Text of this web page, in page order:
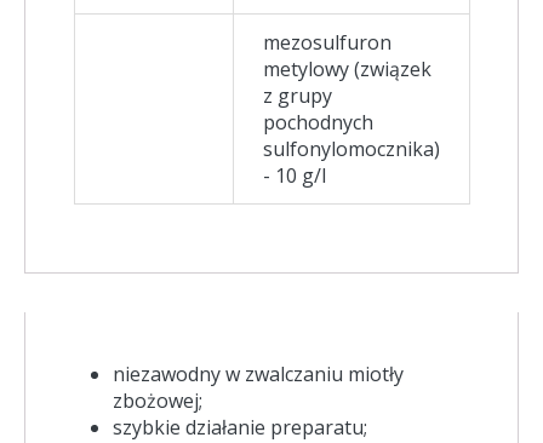
mezosulfuron
metylowy (związek
z grupy
pochodnych
sulfonylomocznika)
- 10 g/l
niezawodny w zwalczaniu miotły
zbożowej;
szybkie działanie preparatu;